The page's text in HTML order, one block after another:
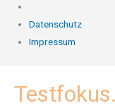
Datenschutz
Impressum
Inhalt